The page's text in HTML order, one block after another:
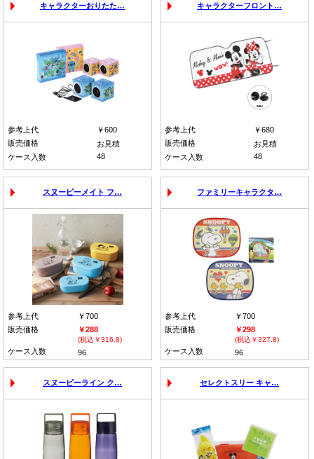
キャラクターおりたた…
参考上代
￥600
販売価格
お見積
ケース入数
48
キャラクターフロント…
参考上代
￥680
販売価格
お見積
ケース入数
48
スヌーピーメイト フ…
参考上代
￥700
販売価格
￥288
(税込￥316.8)
ケース入数 96
ファミリーキャラクタ…
参考上代
￥700
販売価格
￥298
(税込￥327.8)
ケース入数 96
スヌーピーライン ク… セレクトスリー キャ…